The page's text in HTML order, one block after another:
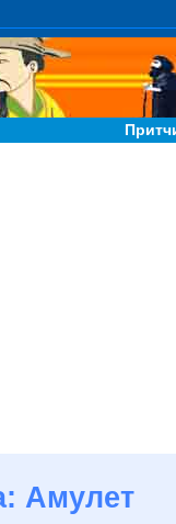
Амулет